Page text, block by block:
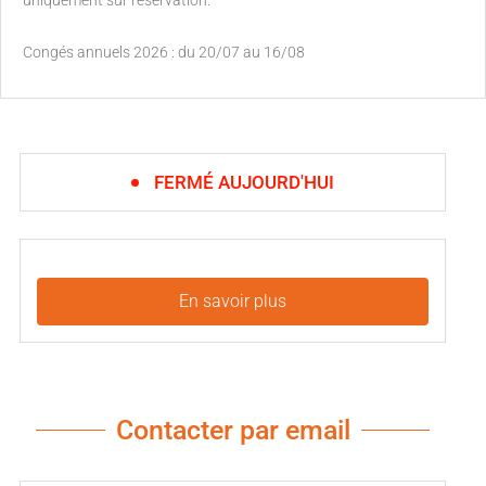
Congés annuels 2026 : du 20/07 au 16/08
FERMÉ AUJOURD'HUI
En savoir plus
Contacter par email